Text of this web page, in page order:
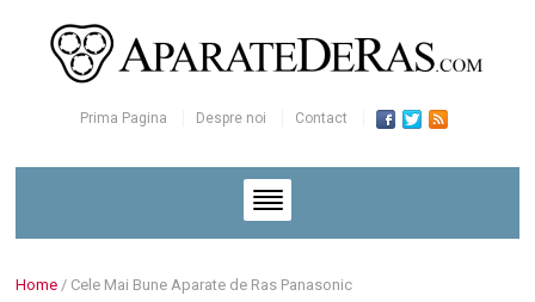
Prima Pagina Despre noi Contact
Home / Cele Mai Bune Aparate de Ras Panasonic